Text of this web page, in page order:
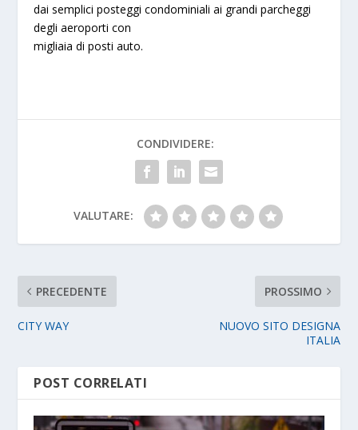
dai semplici posteggi condominiali ai grandi parcheggi
degli aeroporti con
migliaia di posti auto.
CONDIVIDERE:
VALUTARE:
PRECEDENTE
CITY WAY
PROSSIMO
NUOVO SITO DESIGNA
ITALIA
POST CORRELATI